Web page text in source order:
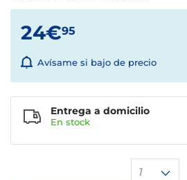
24€95
Avísame si bajo de precio
1
Entrega a domicilio
En stock